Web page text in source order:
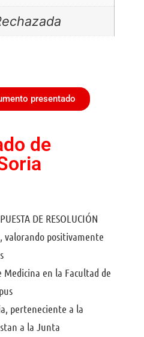
de
DE RESOLUCIÓN
valorando positivamente
Medicina en la Facultad de
perteneciente a la
a la Junta
presentado